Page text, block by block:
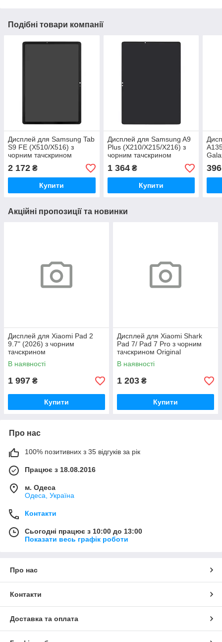
Подібні товари компанії
Дисплей для Samsung Tab
S9 FE (X510/X516) з
чорним тачскрином
2 172 ₴
Купити
Дисплей для Samsung A9
Plus (X210/X215/X216) з
чорним тачскрином
1 364₴
Купити
з
1.2
396
Акційні пропозиції та новинки
Дисплей для Xiaomi Pad 2
9.7" (2026) з чорним
тачскрином
В наявності
1 997 ₴
Купити
Дисплей для Xiaomi Shark
Pad 7/ Pad 7 Pro з чорним
тачскрином Original
В наявності
1 203 ₴
Купити
Про нас
100% позитивних з 35 відгуків за рік
Працює з 18.08.2016
м. Одеса
Одеса, Україна
Контакти
Сьогодні працює з 10:00 до 13:00
Показати весь графік роботи
Про нас
Контакти
Доставка та оплата